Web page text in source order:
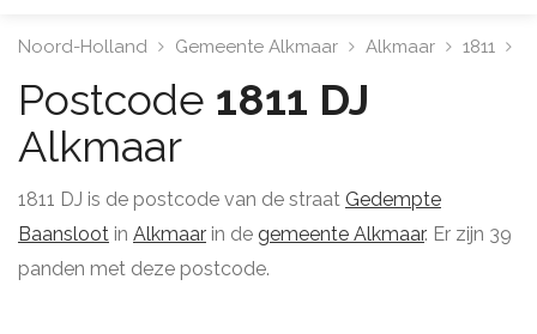
Noord-Holland Gemeente Alkmaar Alkmaar 1811
Postcode 1811 DJ
Alkmaar
1811 DJ is de postcode van de straat Gedempte
Baansloot in Alkmaar in de gemeente Alkmaar. Er zijn 39
panden met deze postcode.